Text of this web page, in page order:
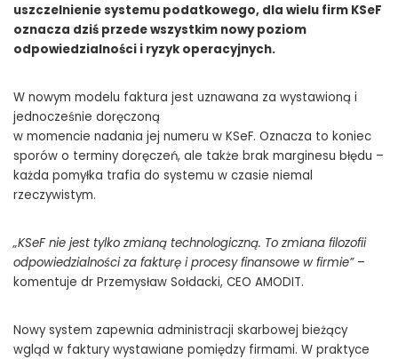
Permanentna kontrola czy porządek w finansach? Ciemna strona KSeF po
uszczelnienie systemu podatkowego, dla wielu firm KSeF
oznacza dziś przede wszystkim nowy poziom
odpowiedzialności i ryzyk operacyjnych.
W nowym modelu faktura jest uznawana za wystawioną i
jednocześnie doręczoną
w momencie nadania jej numeru w KSeF. Oznacza to koniec
sporów o terminy doręczeń, ale także brak marginesu błędu –
każda pomyłka trafia do systemu w czasie niemal
rzeczywistym.
„KSeF nie jest tylko zmianą technologiczną. To zmiana filozofii
odpowiedzialności za fakturę i procesy finansowe w firmie”–
komentuje dr Przemysław Sołdacki, CEO AMODIT.
Nowy system zapewnia administracji skarbowej bieżący
wgląd w faktury wystawiane pomiędzy firmami. W praktyce